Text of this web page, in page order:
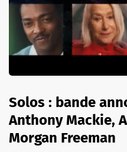
Solos : bande
Anthony Mackie,
Morgan Freeman